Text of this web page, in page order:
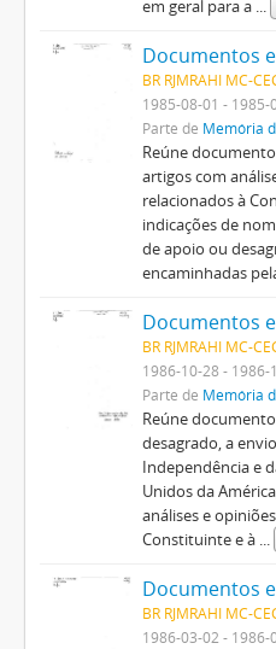
em geral para a ...
BR RJMRAHI MC-
1985-08-01 - 1985-
Parte de Memória
Reúne
artigos com
relacionados à
indicações de
de apoio ou
encaminhadas
BR RJMRAHI MC-
1986-10-28 - 1986-
Parte de Memória
Reúne
desagrado, a
Independência e
Unidos da
análises e
Constituinte e à ...
BR RJMRAHI MC-
1986-03-02 - 1986-